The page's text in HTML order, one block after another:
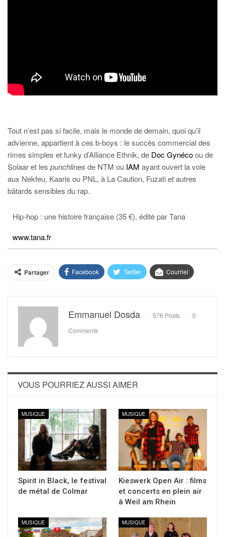
Tout n’est pas si facile, mais le monde de demain, quoi qu’il
advienne, appartient à ces b-boys : le succès commercial des
rimes simples et funky d’Alliance Ethnik, de Doc Gynécoou de
Solaar et les punchlines de NTM ou IAM ayant ouvert la voie
aux Nekfeu, Kaaris ou PNL, à La Caution, Fuzati et autres
bâtards sensibles du rap.
Hip-hop : une histoire française (35 €), édité par Tana
www.tana.fr
Partager Facebook Twitter Courriel
Emmanuel Dosda 576 Posts
0
Comments
VOUS POURRIEZ AUSSI AIMER
MUSIQUE
Spirit in Black, le festival
de métal de Colmar
MUSIQUE
Kieswerk Open Air : films
et concerts en plein air
à Weil am Rhein
MUSIQUE MUSIQUE